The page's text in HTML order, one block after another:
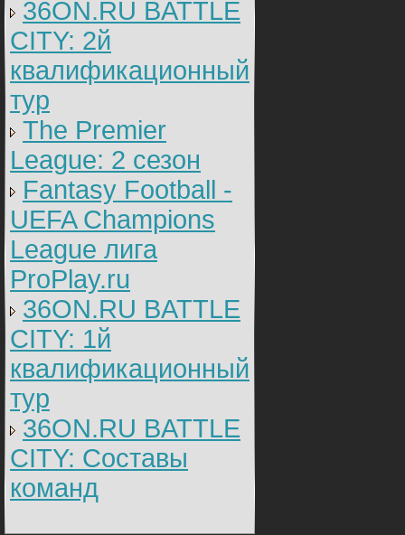
36ON.RU BATTLE
CITY: 2й
квалификационный
тур
The Premier
League: 2 cезон
Fantasy Football -
UEFA Champions
League лига
ProPlay.ru
36ON.RU BATTLE
CITY: 1й
квалификационный
тур
36ON.RU BATTLE
CITY: Составы
команд